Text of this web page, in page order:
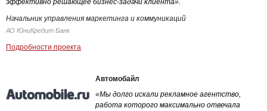
эффективно решающее бизнес-задачи клиента».
Начальник управления маркетинга и коммуникаций
АО ЮниКредит Банк
Подробности проекта
Автомобайл
«Мы долго искали рекламное агентство,
работа которого максимально отвечала